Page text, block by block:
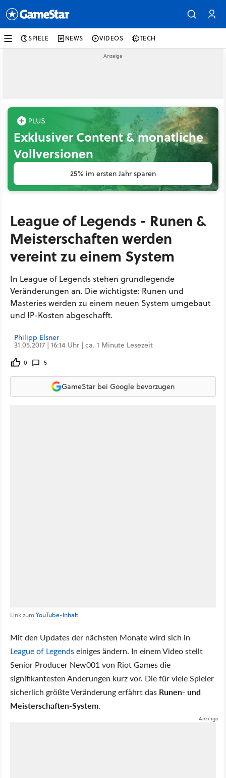
SPIELE NEWS VIDEOS TECH
Exklusiver Content & monatliche
Vollversionen
25% im ersten Jahr sparen
League of Legends - Runen &
Meisterschaften werden
vereint zu einem System
In League of Legends stehen grundlegende
Veränderungen an. Die wichtigste: Runen und
Masteries werden zu einem neuen System umgebaut
und IP-Kosten abgeschafft.
Philipp Elsner
31.05.2017 | 16:14 Uhr | ca. 1 Minute Lesezeit
0 5
GameStar bei Google bevorzugen
Link zum YouTube-Inhalt
Mit den Updates der nächsten Monate wird sich in
League of Legendseiniges ändern. In einem Video stellt
Senior Producer New001 von Riot Games die
signifikantesten Änderungen kurz vor. Die für viele Spieler
sicherlich größte Veränderung erfährt das Runen- und
Meisterschaften-System.